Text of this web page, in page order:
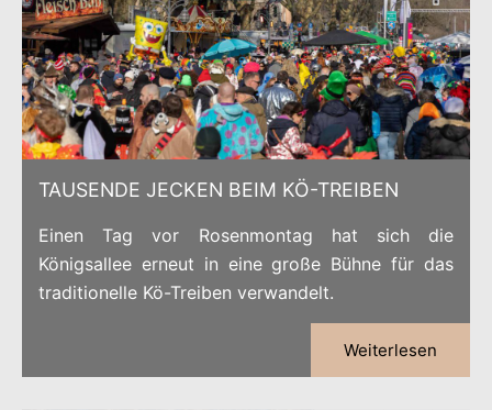
TAUSENDE JECKEN BEIM KÖ-TREIBEN
Einen Tag vor Rosenmontag hat sich die
Königsallee erneut in eine große Bühne für das
traditionelle Kö-Treiben verwandelt.
Weiterlesen